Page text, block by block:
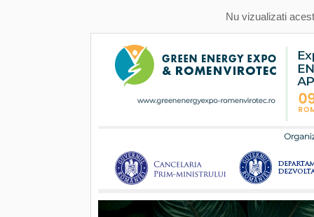
Nu vizualizati